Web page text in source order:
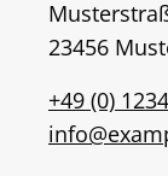
23456
+49 (0)